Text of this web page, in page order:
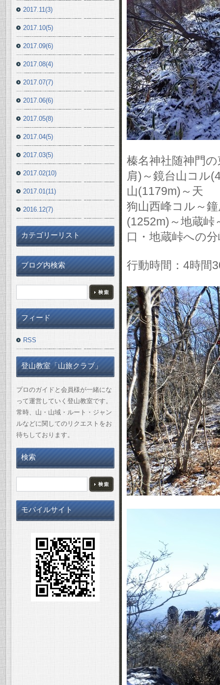
榛名神社随神門
肩)～鏡台山コル
山(1179m)～天
狗山西峰コル～
(1252m)～地蔵峠
口・地蔵峠への
行動時間：4時
2017.11(3)
2017.10(5)
2017.09(6)
2017.08(4)
2017.07(7)
2017.06(6)
2017.05(8)
2017.04(5)
2017.03(5)
2017.02(10)
2017.01(11)
2016.12(7)
カテゴリーリスト
ブログ内検索
フィード
RSS
登山教室「山旅クラブ」
プロのガイドと会員様が一緒にな
って運営していく登山教室です。
常時、山・山域・ルート・ジャン
ルなどに関してのリクエストをお
待ちしております。
検索
モバイルサイト